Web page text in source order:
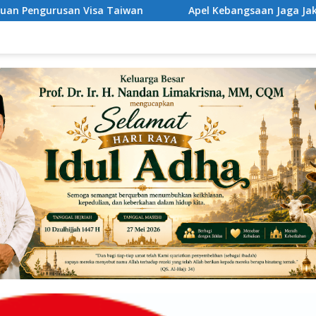
Apel Kebangsaan Jaga Jakarta untuk Indonesia,